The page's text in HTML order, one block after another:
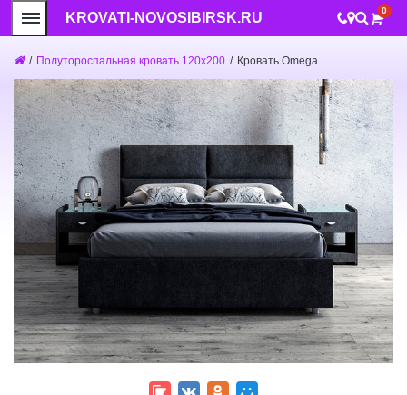
KROVATI-NOVOSIBIRSK.RU 0
/ Полутороспальная кровать 120x200 / Кровать Omega